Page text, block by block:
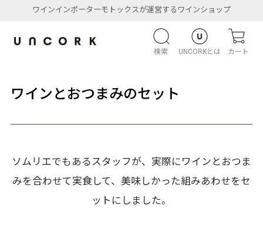
ワインインポーターモトックスが運営するワインショップ
検索 UNCORKとは カート
ワインとおつまみのセット
ソムリエでもあるスタッフが、実際にワインとおつま
みを合わせて実食して、美味しかった組みあわせをセ
ットにしました。